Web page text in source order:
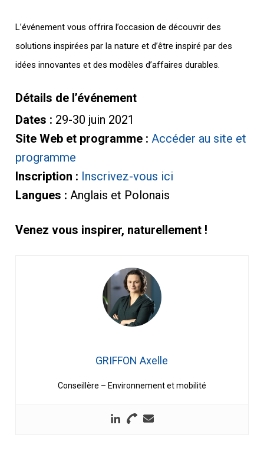
L’événement vous offrira l’occasion de découvrir des
solutions inspirées par la nature et d’être inspiré par des
idées innovantes et des modèles d’affaires durables.
Détails de l’événement
Dates : 29-30 juin 2021
Site Web et programme : Accéder au site et
programme
Inscription : Inscrivez-vous ici
Langues : Anglais et Polonais
Venez vous inspirer, naturellement !
GRIFFON Axelle
Conseillère – Environnement et mobilité